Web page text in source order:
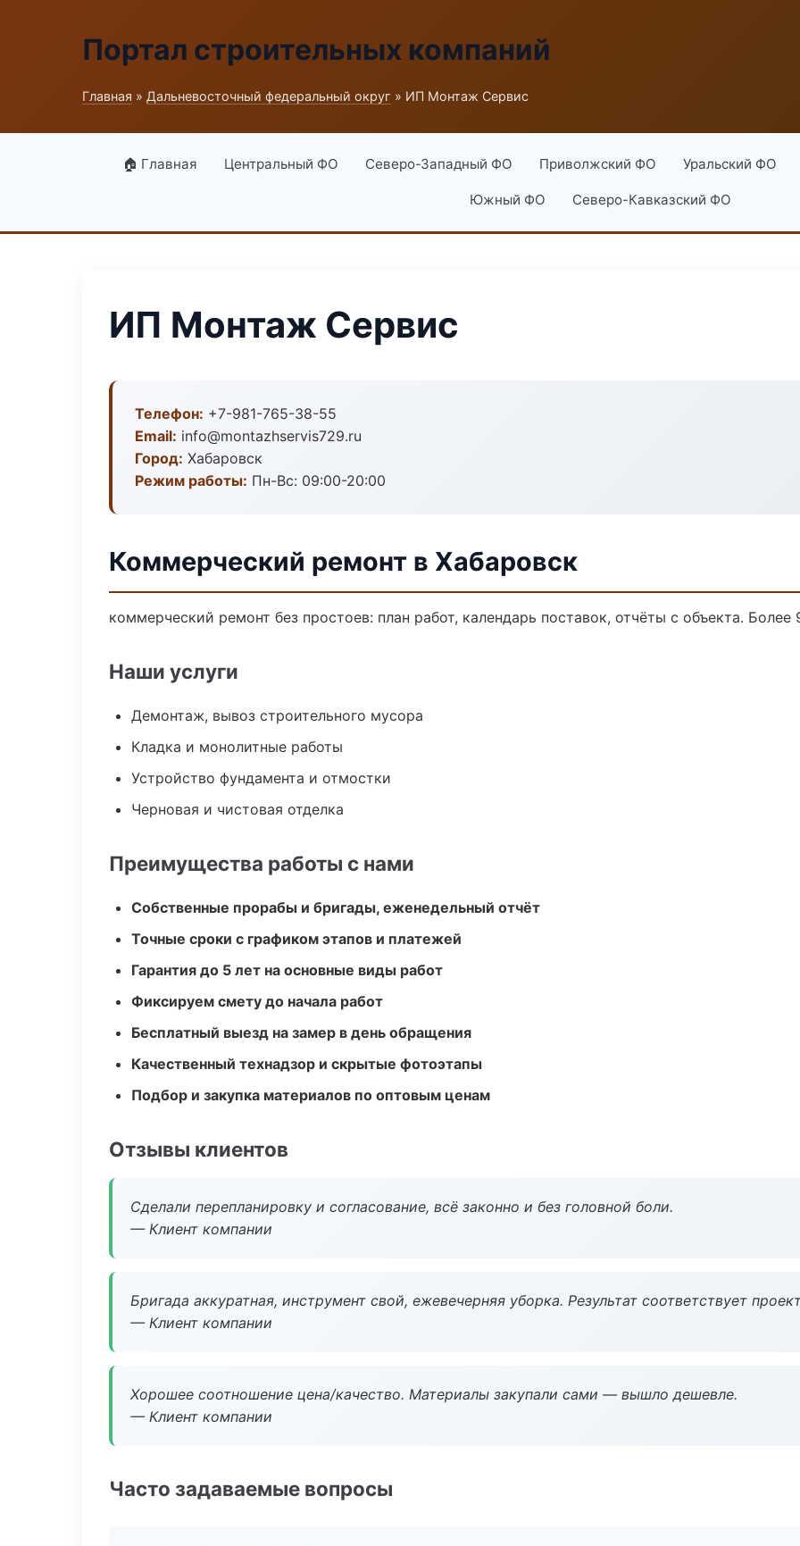
Портал строительных компаний
Главная » Дальневосточный федеральный округ » ИП Монтаж Сервис
🏠 Главная Центральный ФО Северо-Западный ФО Приволжский ФО Уральский ФО
Южный ФО Северо-Кавказский ФО
ИП Монтаж Сервис
Телефон: +7-981-765-38-55
Email: info@montazhservis729.ru
Город: Хабаровск
Режим работы: Пн-Вс: 09:00-20:00
Коммерческий ремонт в Хабаровск
коммерческий ремонт без простоев: план работ, календарь поставок, отчёты с объекта. Более
Наши услуги
Демонтаж, вывоз строительного мусора
Кладка и монолитные работы
Устройство фундамента и отмостки
Черновая и чистовая отделка
Преимущества работы с нами
Собственные прорабы и бригады, еженедельный отчёт
Точные сроки с графиком этапов и платежей
Гарантия до 5 лет на основные виды работ
Фиксируем смету до начала работ
Бесплатный выезд на замер в день обращения
Качественный технадзор и скрытые фотоэтапы
Подбор и закупка материалов по оптовым ценам
Отзывы клиентов
Сделали перепланировку и согласование, всё законно и без головной боли.
— Клиент компании
Бригада аккуратная, инструмент свой, ежевечерняя уборка. Результат соответствует
— Клиент компании
Хорошее соотношение цена/качество. Материалы закупали сами — вышло дешевле.
— Клиент компании
Часто задаваемые вопросы